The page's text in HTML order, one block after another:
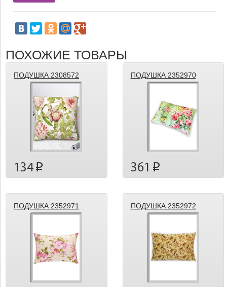
ПОХОЖИЕ ТОВАРЫ
ПОДУШКА 2308572
134 p
ПОДУШКА 2352970
361 p
ПОДУШКА 2352971 ПОДУШКА 2352972